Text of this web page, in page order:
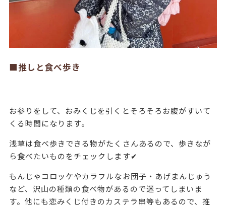
■推しと食べ歩き
お参りをして、おみくじを引くとそろそろお腹がすいて
くる時間になります。
浅草は食べ歩きできる物がたくさんあるので、歩きなが
ら食べたいものをチェックします✔
もんじゃコロッケやカラフルなお団子・あげまんじゅう
など、沢山の種類の食べ物があるので迷ってしまいま
す。他にも恋みくじ付きのカステラ串等もあるので、推